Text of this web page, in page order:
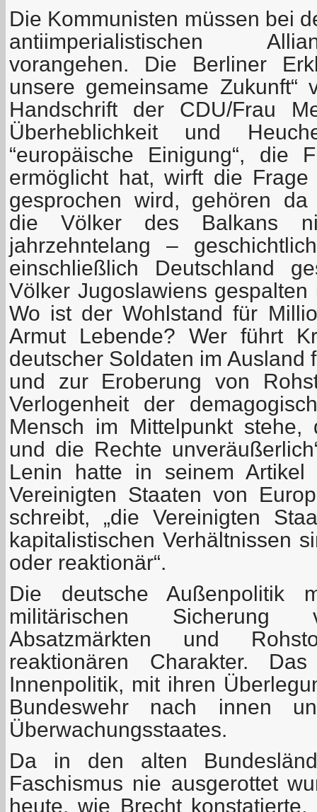
Die Kommunisten müssen bei
antiimperialistischen
vorangehen. Die Berliner
unsere gemeinsame
Handschrift der CDU/Frau
Überheblichkeit und
“europäische Einigung“, die
ermöglicht hat, wirft die
gesprochen wird, gehören
die Völker des Balkans
jahrzehntelang –
einschließlich Deutschland
Völker Jugoslawiens
Wo ist der Wohlstand für
Armut Lebende? Wer führt
deutscher Soldaten im Ausland
und zur Eroberung von
Verlogenheit der
Mensch im Mittelpunkt stehe,
und die Rechte
Lenin hatte in seinem
Vereinigten Staaten von
schreibt, „die Vereinigten
kapitalistischen Verhältnissen
oder reaktionär“.
Die deutsche Außenpolitik
militärischen Sicherung
Absatzmärkten und
reaktionären Charakter.
Innenpolitik, mit ihren
Bundeswehr nach innen
Überwachungsstaates.
Da in den alten
Faschismus nie ausgerottet
heute, wie Brecht